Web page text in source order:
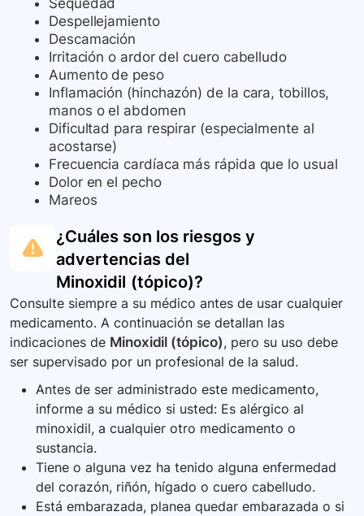
Sequedad
Despellejamiento
Descamación
Irritación o ardor del cuero cabelludo
Aumento de peso
Inflamación (hinchazón) de la cara, tobillos,
manos o el abdomen
Dificultad para respirar (especialmente al
acostarse)
Frecuencia cardíaca más rápida que lo usual
Dolor en el pecho
Mareos
¿Cuáles son los riesgos y
advertencias del
Minoxidil (tópico)?
Consulte siempre a su médico antes de usar cualquier
medicamento. A continuación se detallan las
indicaciones de Minoxidil (tópico), pero su uso debe
ser supervisado por un profesional de la salud.
Antes de ser administrado este medicamento,
informe a su médico si usted: Es alérgico al
minoxidil, a cualquier otro medicamento o
sustancia.
Tiene o alguna vez ha tenido alguna enfermedad
del corazón, riñón, hígado o cuero cabelludo.
Está embarazada, planea quedar embarazada o si